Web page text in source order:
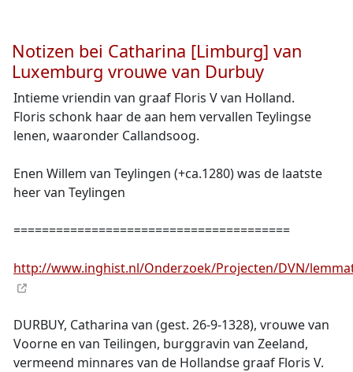
Notizen bei Catharina [Limburg] van
Luxemburg vrouwe van Durbuy
Intieme vriendin van graaf Floris V van Holland.
Floris schonk haar de aan hem vervallen Teylingse
lenen, waaronder Callandsoog.
Enen Willem van Teylingen (+ca.1280) was de laatste
heer van Teylingen
=======================================
http://www.inghist.nl/Onderzoek/Projecten/DVN/
DURBUY, Catharina van (gest. 26-9-1328), vrouwe van
Voorne en van Teilingen, burggravin van Zeeland,
vermeend minnares van de Hollandse graaf Floris V.